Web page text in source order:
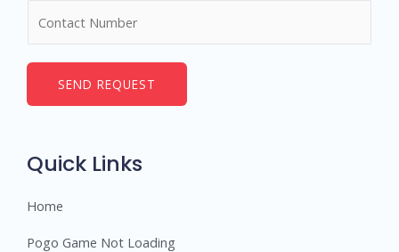
*
e
SEND REQUEST
Quick Links
Home
Pogo Game Not Loading